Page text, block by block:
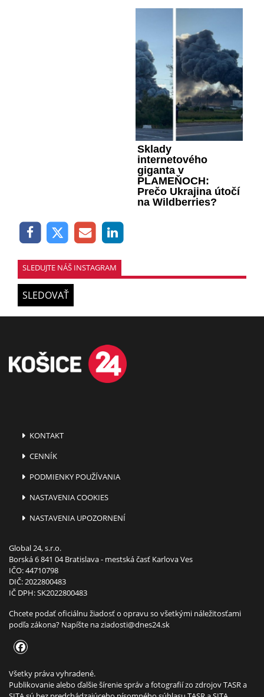
Sklady
internetového
giganta v
PLAMEŇOCH:
Prečo Ukrajina útočí
na Wildberries?
SLEDUJTE NÁŠ INSTAGRAM
SLEDOVAŤ
KONTAKT
CENNÍK
PODMIENKY POUŽÍVANIA
NASTAVENIA COOKIES
NASTAVENIA UPOZORNENÍ
Global 24, s.r.o.
Borská 6 841 04 Bratislava - mestská časť Karlova Ves
IČO: 44710798
DIČ: 2022800483
IČ DPH: SK2022800483
Chcete podať oficiálnu žiadosť o opravu so všetkými náležitosťami
podľa zákona? Napíšte naziadosti@dnes24.sk
Všetky práva vyhradené.
Publikovanie alebo ďalšie šírenie správ a fotografií zo zdrojov TASR a